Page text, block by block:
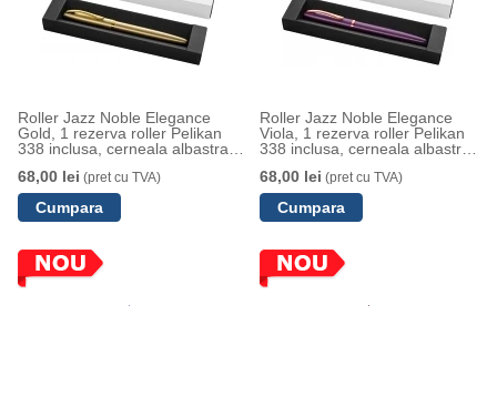
Roller Jazz Noble Elegance
Gold, 1 rezerva roller Pelikan
338 inclusa, cerneala albastra
pentru cadou
68,00 lei (pret cu TVA)
Roller Jazz Noble Elegance
Viola, 1 rezerva roller Pelikan
338 inclusa, cerneala albastra
pentru cadou
68,00 lei (pret cu TVA)